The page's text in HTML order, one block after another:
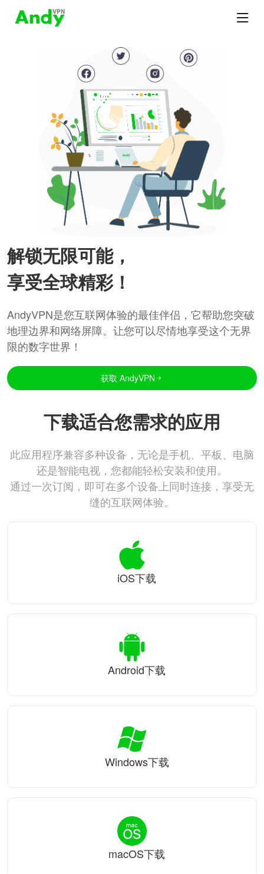
解锁无限可能，
享受全球精彩！
AndyVPN是您互联网体验的最佳伴侣，它帮助您突破
地理边界和网络屏障。让您可以尽情地享受这个无界
限的数字世界！
获取 AndyVPN
下载适合您需求的应用
此应用程序兼容多种设备，无论是手机、平板、电脑
还是智能电视，您都能轻松安装和使用。
通过一次订阅，即可在多个设备上同时连接，享受无
缝的互联网体验。
iOS下载
Android下载
Windows下载
macOS下载